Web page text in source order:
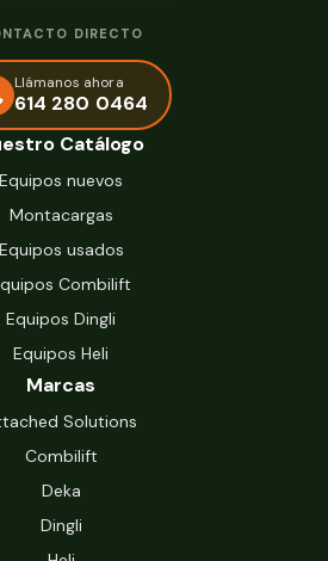
DIRECTO
Llámanos ahora
614 280 0464
Catálogo
Equipos nuevos
Montacargas
Equipos usados
Combilift
Equipos Dingli
Equipos Heli
Marcas
Solutions
Combilift
Deka
Dingli